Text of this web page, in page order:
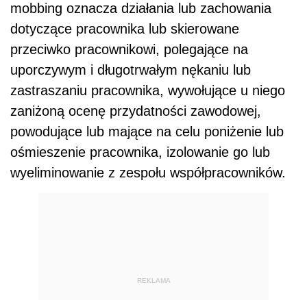
mobbing oznacza działania lub zachowania
dotyczące pracownika lub skierowane
przeciwko pracownikowi, polegające na
uporczywym i długotrwałym nękaniu lub
zastraszaniu pracownika, wywołujące u niego
zaniżoną ocenę przydatności zawodowej,
powodujące lub mające na celu poniżenie lub
ośmieszenie pracownika, izolowanie go lub
wyeliminowanie z zespołu współpracowników.
REKLAMA